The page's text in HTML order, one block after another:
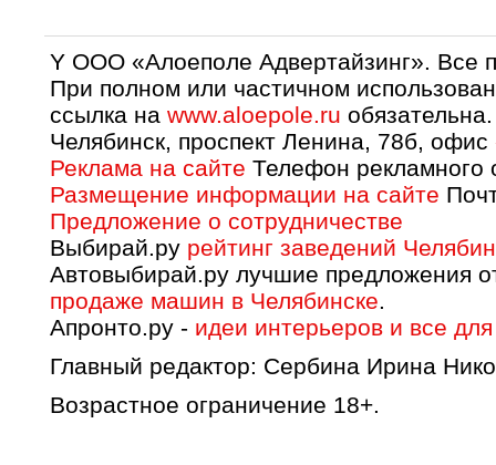
Y OOO «Алоеполе Адвертайзинг».
При полном или частичном
ссылка на www.aloepole.ru обязательна.
Челябинск, проспект Ленина, 78б, офис
Реклама на сайте Телефон рекламного
Размещение информации на сайте
Предложение о сотрудничестве
Выбирай.ру рейтинг заведений
Автовыбирай.ру лучшие предложения
продаже машин в Челябинске.
Апронто.ру - идеи интерьеров и все
Главный редактор: Сербина Ирина
Возрастное ограничение 18+.